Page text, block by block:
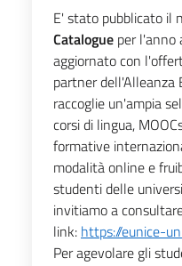
E' stato pubblicato il
Catalogue per l'anno
aggiornato con
partner dell'Alleanza
raccoglie un'ampia
corsi di lingua,
formative
modalità online e
studenti delle
invitiamo a
link: https://eunice-
Per agevolare gli